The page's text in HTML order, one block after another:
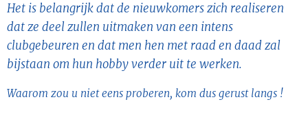
Het is belangrijk dat de nieuwkomers zich realiseren
dat ze deel zullen uitmaken van een intens
clubgebeuren en dat men hen met raad en daad zal
bijstaan om hun hobby verder uit te werken.
Waarom zou u niet eens proberen, kom dus gerust langs !